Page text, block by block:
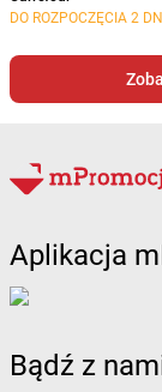
DO ROZPOCZĘCIA 2 DNI
Aplikacja
Bądź z